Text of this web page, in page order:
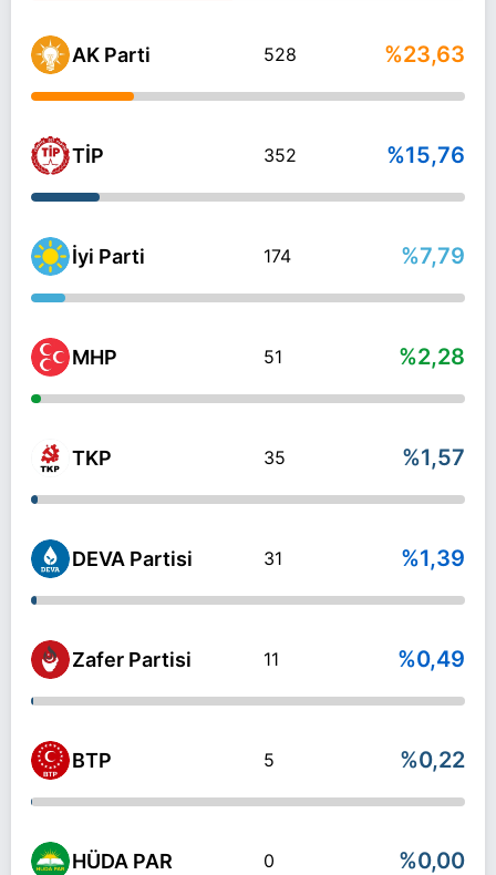
AK Parti 528 %23,63
TİP 352 %15,76
İyi Parti 174 %7,79
MHP 51 %2,28
TKP 35 %1,57
DEVA Partisi 31 %1,39
Zafer Partisi 11 %0,49
BTP 5 %0,22
HÜDA PAR 0 %0,00